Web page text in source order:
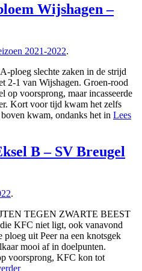
Wijshagen –
2021-2022.
ploeg slechte zaken in de strijd
2-1 van Wijshagen. Groen-rood
voorsprong, maar incasseerde
Kort voor tijd kwam het zelfs
kwam, ondanks het in Lees
B – SV Breugel
.
TEGEN ZWARTE BEEST
KFC niet ligt, ook vanavond
ploeg uit Peer na een knotsgek
mooi af in doelpunten.
voorsprong, KFC kon tot